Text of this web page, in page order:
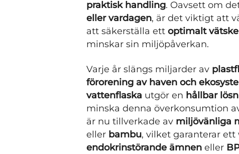
praktisk handling. Oavsett om
eller vardagen, är det viktigt att
att säkerställa ett optimalt
minskar sin miljöpåverkan.
Varje år slängs miljarder av
förorening av haven och
vattenflaska utgör en hållbar
minska denna överkonsumtion
är nu tillverkade av miljövänliga
eller bambu, vilket garanterar
endokrinstörande ämnen eller